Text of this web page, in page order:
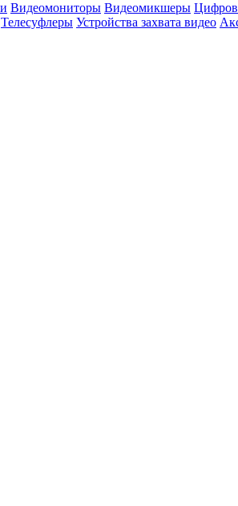
Видеомониторы Видеомикшеры
Телесуфлеры Устройства захвата видео